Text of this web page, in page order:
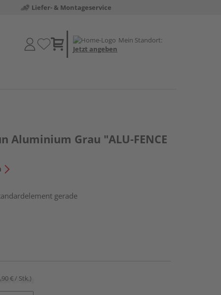
Liefer- & Montageservice
Mein Standort:
Jetzt angeben
Aluminium Grau "ALU-FENCE
gerade
€ / Stk.)